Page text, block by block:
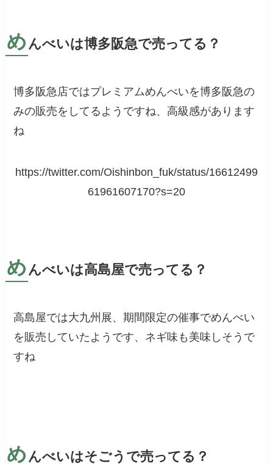
め んべいは博多阪急で売ってる？
博多阪急店ではプレミアムめんべいを博多阪急の
みの販売をしてるようですね、高級感があります
ね
https://twitter.com/Oishinbon_fuk/status/16612499
61961607170?s=20
め んべいは高島屋で売ってる？
高島屋では大九州展、期間限定の催事でめんべい
を販売していたようです、ネギ味も美味しそうで
すね
め んべいはそごうで売ってる？